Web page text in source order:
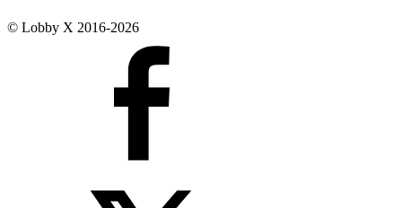
© Lobby X 2016-2026